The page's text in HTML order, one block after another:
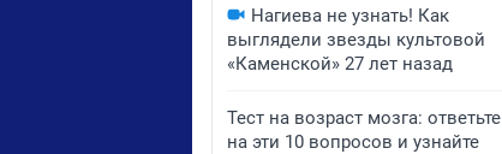
Нагиева не узнать! Как
выглядели звезды культовой
«Каменской» 27 лет назад
Тест на возраст мозга: ответьте
на эти 10 вопросов и узнайте